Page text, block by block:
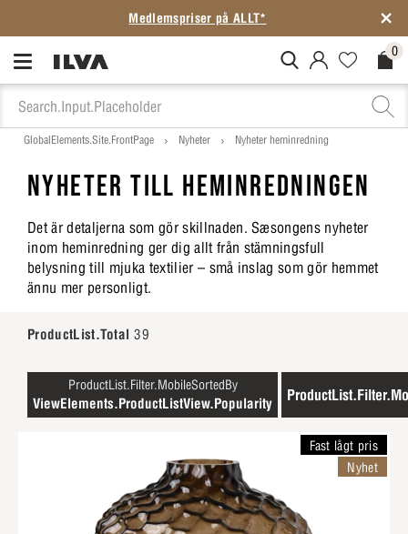
Medlemspriser på ALLT*
MitIlva.Login 0
GlobalElements.Site.FrontPage Nyheter Nyheter heminredning
NYHETER TILL HEMINREDNINGEN
Det är detaljerna som gör skillnaden. Sæsongens nyheter
inom heminredning ger dig allt från stämningsfull
belysning till mjuka textilier – små inslag som gör hemmet
ännu mer personligt.
ProductList.Total 39
ProductList.Filter.MobileSortedBy
ViewElements.ProductListView.Popularity
Fast lågt pris
Nyhet